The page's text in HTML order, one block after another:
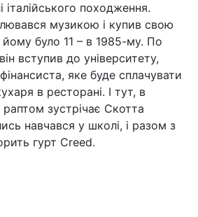
італійського походження.
музикою і купив свою
йому було 11 – в 1985-му. По
вступив до університету,
яке буде сплачувати
в ресторані. І тут, в
раптом зустрічає Скотта
навчався у школі, і разом з
гурт Creed.